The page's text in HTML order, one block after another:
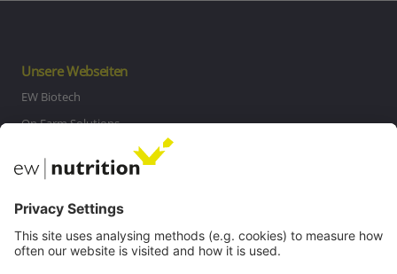
Unsere Webseiten
EW Biotech
On Farm Solutions
Kontakt
Karriere